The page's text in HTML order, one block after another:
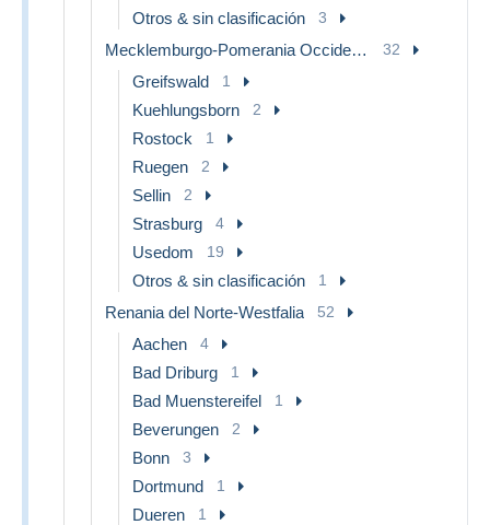
Otros & sin clasificación 3
Mecklemburgo-Pomerania Occidental 32
Greifswald 1
Kuehlungsborn 2
Rostock 1
Ruegen 2
Sellin 2
Strasburg 4
Usedom 19
Otros & sin clasificación 1
Renania del Norte-Westfalia 52
Aachen 4
Bad Driburg 1
Bad Muenstereifel 1
Beverungen 2
Bonn 3
Dortmund 1
Dueren 1